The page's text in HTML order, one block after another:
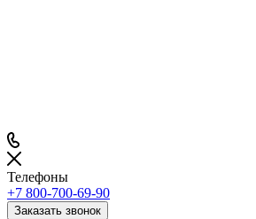
Телефоны
+7 800-700-69-90
Заказать звонок